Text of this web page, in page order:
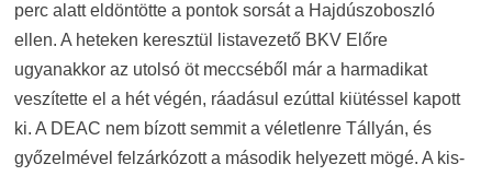
perc alatt eldöntötte a pontok sorsát a Hajdúszoboszló
ellen. A heteken keresztül listavezető BKV Előre
ugyanakkor az utolsó öt meccséből már a harmadikat
veszítette el a hét végén, ráadásul ezúttal kiütéssel kapott
ki. A DEAC nem bízott semmit a véletlenre Tállyán, és
győzelmével felzárkózott a második helyezett mögé. A kis-